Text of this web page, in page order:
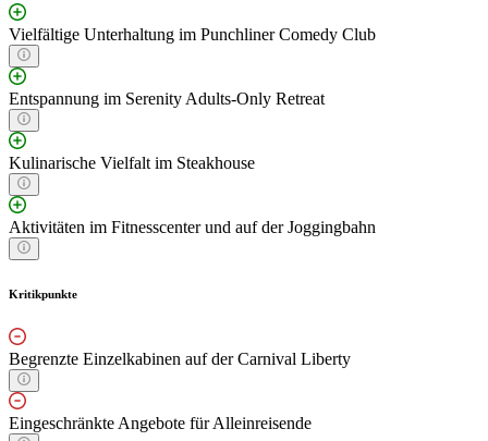
Vielfältige Unterhaltung im Punchliner Comedy Club
Entspannung im Serenity Adults-Only Retreat
Kulinarische Vielfalt im Steakhouse
Aktivitäten im Fitnesscenter und auf der Joggingbahn
Kritikpunkte
Begrenzte Einzelkabinen auf der Carnival Liberty
Eingeschränkte Angebote für Alleinreisende